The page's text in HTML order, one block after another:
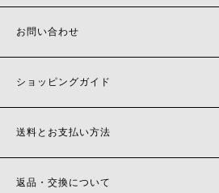
お問い合わせ
ショッピングガイド
送料とお支払い方法
返品・交換について